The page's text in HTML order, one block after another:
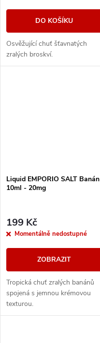
DO KOŠÍKU
Osvěžující chuť šťavnatých
zralých broskví.
Liquid EMPORIO SALT Banán
10ml - 20mg
199 Kč
Momentálně nedostupné
ZOBRAZIT
Tropická chuť zralých banánů
spojená s jemnou krémovou
texturou.